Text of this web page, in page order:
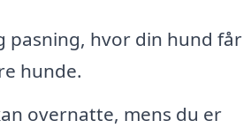
pasning, hvor din hund får
hunde.
overnatte, mens du er